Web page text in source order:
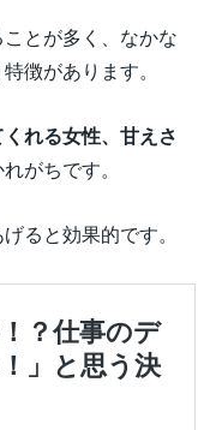
とが多く、なかな
徴があります。
れる女性、甘えさ
がちです。
ると効果的です。